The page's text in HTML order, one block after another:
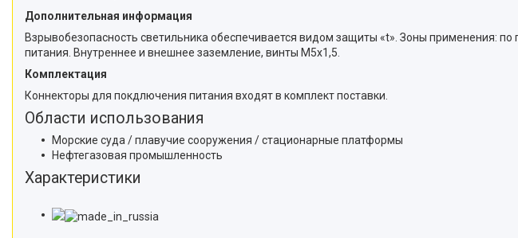
Дополнительная информация
Взрывобезопасность светильника обеспечивается видом защиты «t». Зоны применения:
питания. Внутреннее и внешнее заземление, винты М5х1,5.
Комплектация
Коннекторы для покдлючения питания входят в комплект поставки.
Области использования
Морские суда / плавучие сооружения / стационарные платформы
Нефтегазовая промышленность
Характеристики